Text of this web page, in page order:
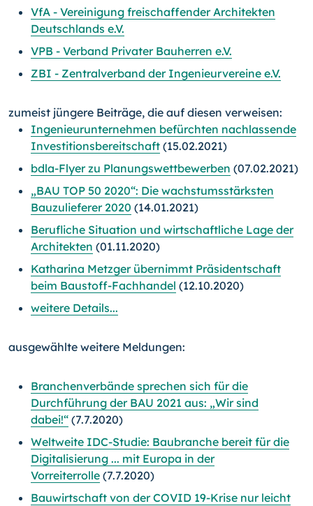
VfA - Vereinigung freischaffender Architekten
Deutschlands e.V.
VPB - Verband Privater Bauherren e.V.
ZBI - Zentralverband der Ingenieurvereine e.V.
zumeist jüngere Beiträge, die auf diesen verweisen:
Ingenieurunternehmen befürchten nachlassende
Investitionsbereitschaft (15.02.2021)
bdla-Flyer zu Planungswettbewerben (07.02.2021)
„BAU TOP 50 2020“: Die wachstumsstärksten
Bauzulieferer 2020 (14.01.2021)
Berufliche Situation und wirtschaftliche Lage der
Architekten (01.11.2020)
Katharina Metzger übernimmt Präsidentschaft
beim Baustoff-Fachhandel (12.10.2020)
weitere Details...
ausgewählte weitere Meldungen:
Branchenverbände sprechen sich für die
Durchführung der BAU 2021 aus: „Wir sind
dabei!“ (7.7.2020)
Weltweite IDC-Studie: Baubranche bereit für die
Digitalisierung ... mit Europa in der
Vorreiterrolle (7.7.2020)
Bauwirtschaft von der COVID 19-Krise nur leicht